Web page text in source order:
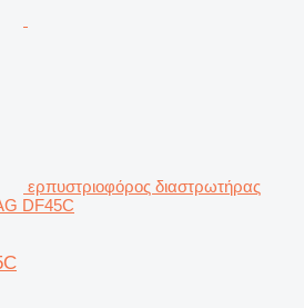
ερπυστριοφόρος διαστρωτήρας
DF45C